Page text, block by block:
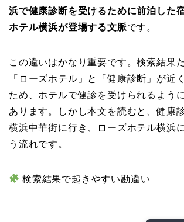
浜で健康診断を受けるために前泊した
ホテル横浜が登場する文脈です。
この違いはかなり重要です。検索結果
「ローズホテル」と「健康診断」が近
ため、ホテルで健診を受けられるよう
あります。しかし本文を読むと、健康
横浜中華街に行き、ローズホテル横浜
う流れです。
検索結果で起きやすい勘違い